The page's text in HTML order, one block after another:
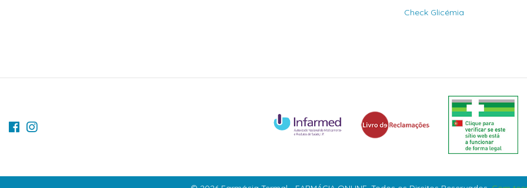
Check Glicémia